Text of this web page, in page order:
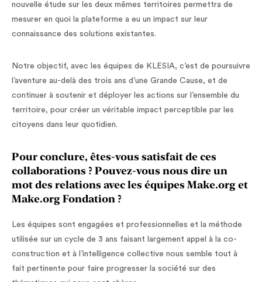
nouvelle étude sur les deux mêmes territoires permettra de
mesurer en quoi la plateforme a eu un impact sur leur
connaissance des solutions existantes.
Notre objectif, avec les équipes de KLESIA, c’est de poursuivre
l’aventure au-delà des trois ans d’une Grande Cause, et de
continuer à soutenir et déployer les actions sur l’ensemble du
territoire, pour créer un véritable impact perceptible par les
citoyens dans leur quotidien.
Pour conclure, êtes-vous satisfait de ces
collaborations ? Pouvez-vous nous dire un
mot des relations avec les équipes Make.org et
Make.org Fondation ?
Les équipes sont engagées et professionnelles et la méthode
utilisée sur un cycle de 3 ans faisant largement appel à la co-
construction et à l’intelligence collective nous semble tout à
fait pertinente pour faire progresser la société sur des